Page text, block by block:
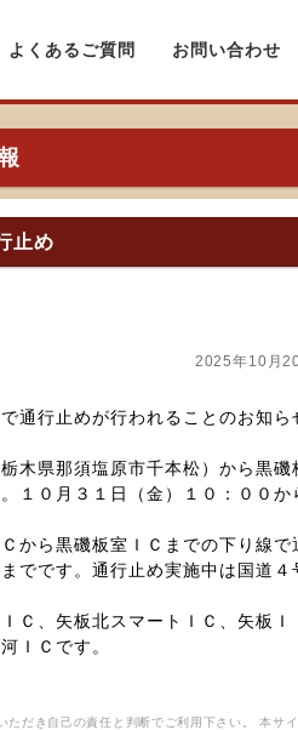
よくあるご質問 お問い合わせ
止め
2025年10月
通行止めが行われることのお知ら
木県那須塩原市千本松）から黒磯
１０月３１日（金）１０：００か
から黒磯板室ＩＣまでの下り線で
でです。通行止め実施中は国道４
Ｃ、矢板北スマートＩＣ、矢板Ｉ
ＩＣです。
だき自己の責任と判断でご利用下さい。 本サイ